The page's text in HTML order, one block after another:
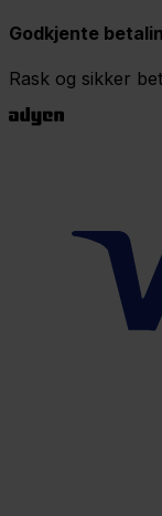
Godkjente
Rask og sikker